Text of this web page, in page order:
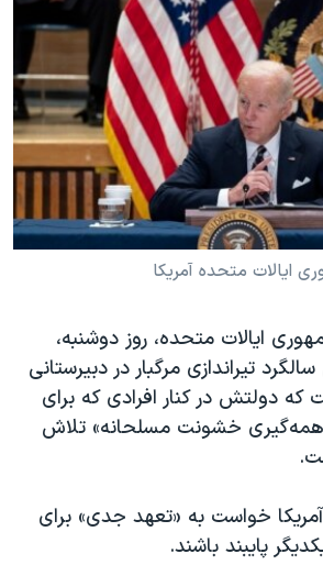
آمریکا ۲۰۲۴
به اسرائیل
آزادی
کادر رهبری ایران
نوبل صلح
ایالات متحده آمریکا
ایالات متحده، روز دوشنبه،
تیراندازی مرگبار در دبیرستانی
که دولتش در کنار افرادی که برای
همه‌گیری خشونت مسلحانه» تلاش
خواست به «تعهد جدی» برای
پایبند باشند.